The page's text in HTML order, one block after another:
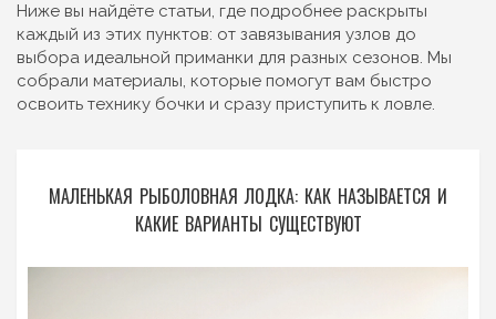
Ниже вы найдёте статьи, где подробнее раскрыты
каждый из этих пунктов: от завязывания узлов до
выбора идеальной приманки для разных сезонов. Мы
собрали материалы, которые помогут вам быстро
освоить технику бочки и сразу приступить к ловле.
МАЛЕНЬКАЯ РЫБОЛОВНАЯ ЛОДКА: КАК НАЗЫВАЕТСЯ И
КАКИЕ ВАРИАНТЫ СУЩЕСТВУЮТ